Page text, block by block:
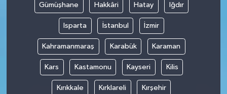
Gümüşhane Hakkâri Hatay Iğdır
Isparta İstanbul İzmir
Kahramanmaraş Karabük Karaman
Kars Kastamonu Kayseri Kilis
Kırıkkale Kırklareli Kırşehir